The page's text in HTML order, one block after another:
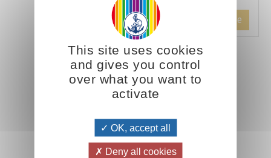
14.00CHF Aggiungere
Scoprite altri articoli su questo tema:
This site uses cookies
and gives you control
over what you want to
activate
OK, accept all
Deny all cookies